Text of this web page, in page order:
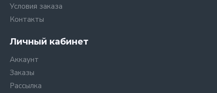
Условия заказа
Контакты
Личный кабинет
Аккаунт
Заказы
Рассылка